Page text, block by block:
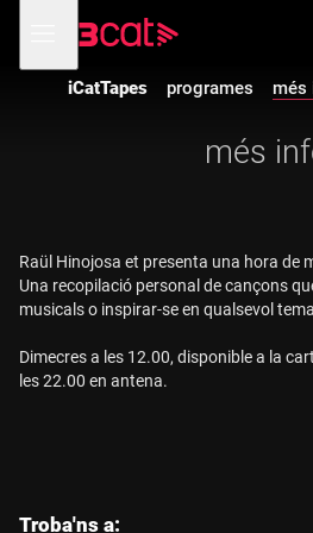
navegació
principal
menú
de
iCatTapes programes més
més
Raül Hinojosa et presenta una hora de
Una recopilació personal de cançons
musicals o inspirar-se en qualsevol
Dimecres a les 12.00, disponible a la
les 22.00 en antena.
Troba'ns a: